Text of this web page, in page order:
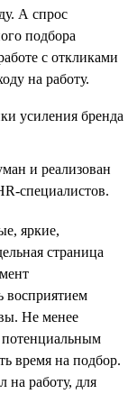
А спрос
подбора
с откликами
на работу.
и реализован
специалистов.
яркие,
страница
восприятием
Не менее
потенциальным
время на подбор.
на работу, для